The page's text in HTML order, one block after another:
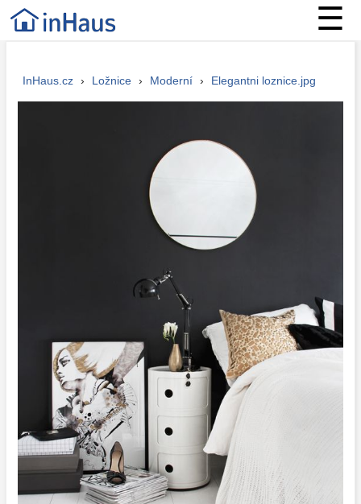
☰
InHaus.cz › Ložnice › Moderní › Elegantni loznice.jpg